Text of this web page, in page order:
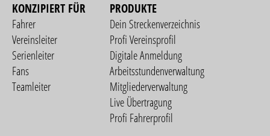
KONZIPIERT FÜR
Fahrer
Vereinsleiter
Serienleiter
Fans
Teamleiter
PRODUKTE
Dein Streckenverzeichnis
Profi Vereinsprofil
Digitale Anmeldung
Arbeitsstundenverwaltung
Mitgliederverwaltung
Live Übertragung
Profi Fahrerprofil